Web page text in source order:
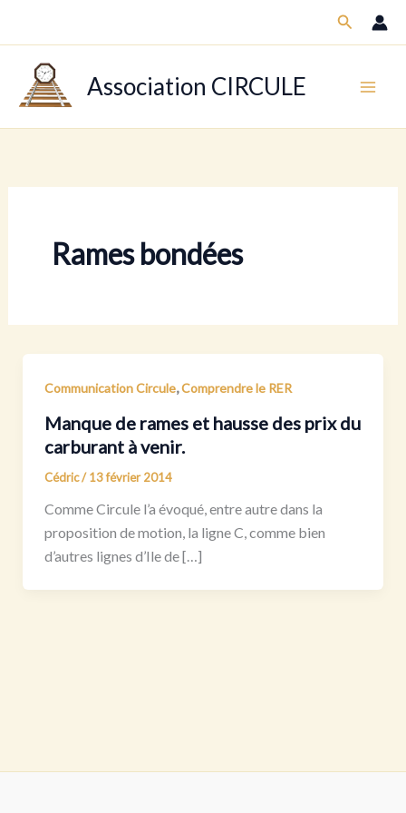
Association CIRCULE
Rames bondées
Communication Circule,Comprendre le RER
Manque de rames et hausse des prix du
carburant à venir.
Cédric/13 février 2014
Comme Circule l’a évoqué, entre autre dans la
proposition de motion, la ligne C, comme bien
d’autres lignes d’Ile de […]